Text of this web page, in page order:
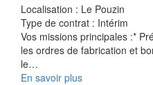
Localisation : Le Pouzin
Type de contrat : Intérim
Vos missions principales :*
les ordres de fabrication et
le…
En savoir plus